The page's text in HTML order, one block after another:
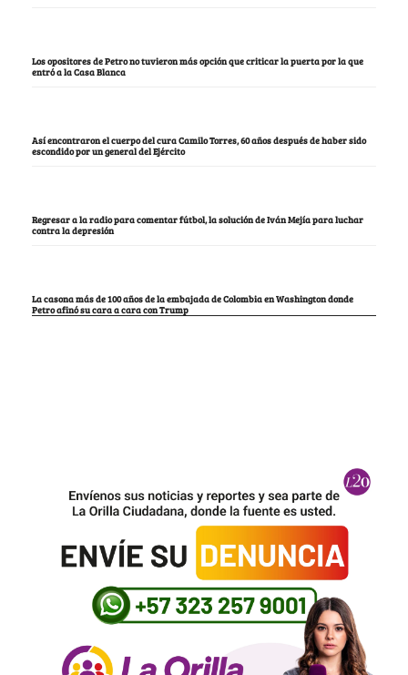
Los opositores de Petro no tuvieron más opción que criticar la puerta por la que
entró a la Casa Blanca
Así encontraron el cuerpo del cura Camilo Torres, 60 años después de haber sido
escondido por un general del Ejército
Regresar a la radio para comentar fútbol, la solución de Iván Mejía para luchar
contra la depresión
La casona más de 100 años de la embajada de Colombia en Washington donde
Petro afinó su cara a cara con Trump